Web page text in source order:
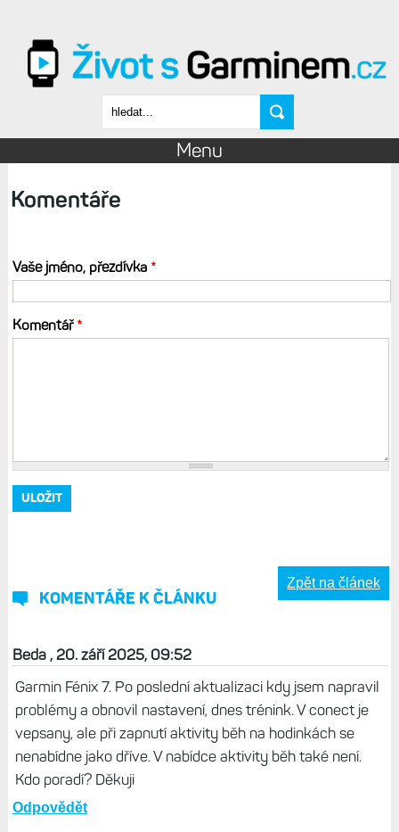
Vyhledávání
Menu
Komentáře
Vaše jméno, přezdívka *
Komentář*
KOMENTÁŘE K ČLÁNKU
Zpět na článek
Beda , 20. září 2025, 09:52
Garmin Fénix 7. Po poslední aktualizaci kdy jsem napravil
problémy a obnovil nastavení, dnes trénink. V conect je
vepsany, ale při zapnutí aktivity běh na hodinkách se
nenabídne jako dříve. V nabídce aktivity běh také není.
Kdo poradí? Děkuji
Odpovědět